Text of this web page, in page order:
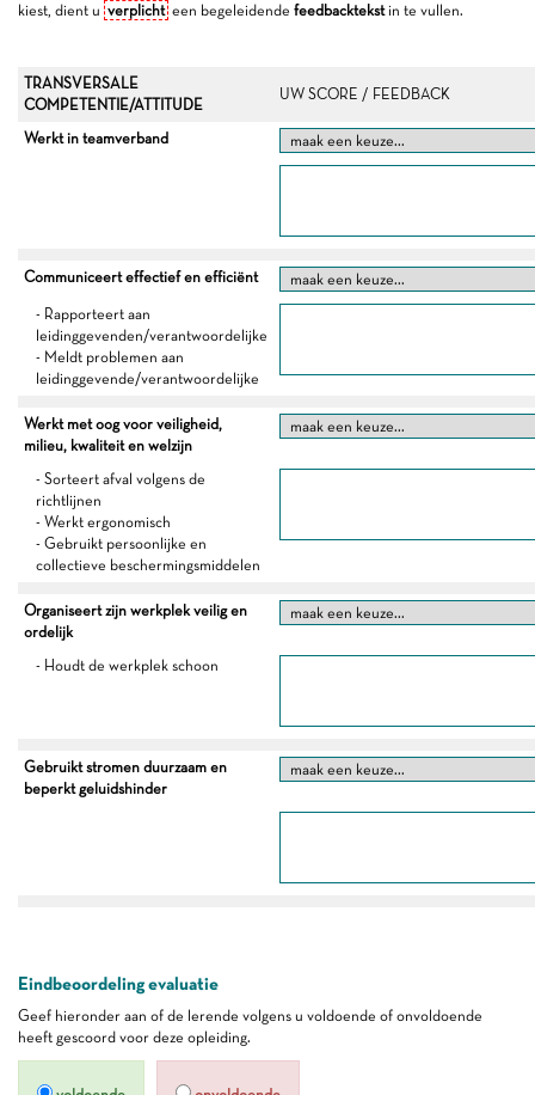
kiest, dient u verplicht een begeleidende feedbacktekstin te vullen.
TRANSVERSALE
COMPETENTIE/ATTITUDE
UW SCORE / FEEDBACK
Werkt in teamverband
Communiceert effectief en efficiënt
- Rapporteert aan
leidinggevenden/verantwoordelijke
- Meldt problemen aan
leidinggevende/verantwoordelijke
Werkt met oog voor veiligheid,
milieu, kwaliteit en welzijn
- Sorteert afval volgens de
richtlijnen
- Werkt ergonomisch
- Gebruikt persoonlijke en
collectieve beschermingsmiddelen
Organiseert zijn werkplek veilig en
ordelijk
- Houdt de werkplek schoon
Gebruikt stromen duurzaam en
beperkt geluidshinder
Eindbeoordeling evaluatie
Geef hieronder aan of de lerende volgens u voldoende of onvoldoende
heeft gescoord voor deze opleiding.